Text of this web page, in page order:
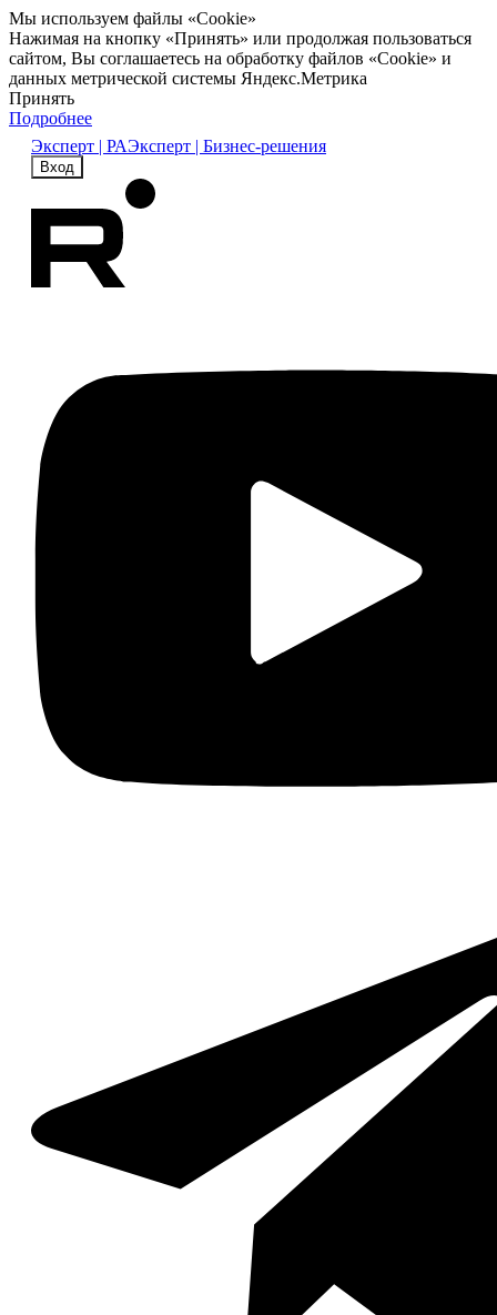
Мы используем файлы «Cookie»
Нажимая на кнопку «Принять» или продолжая пользоваться
сайтом, Вы соглашаетесь на обработку файлов «Cookie» и
данных метрической системы Яндекс.Метрика
Принять
Подробнее
Эксперт | РАЭксперт | Бизнес-решения
Вход